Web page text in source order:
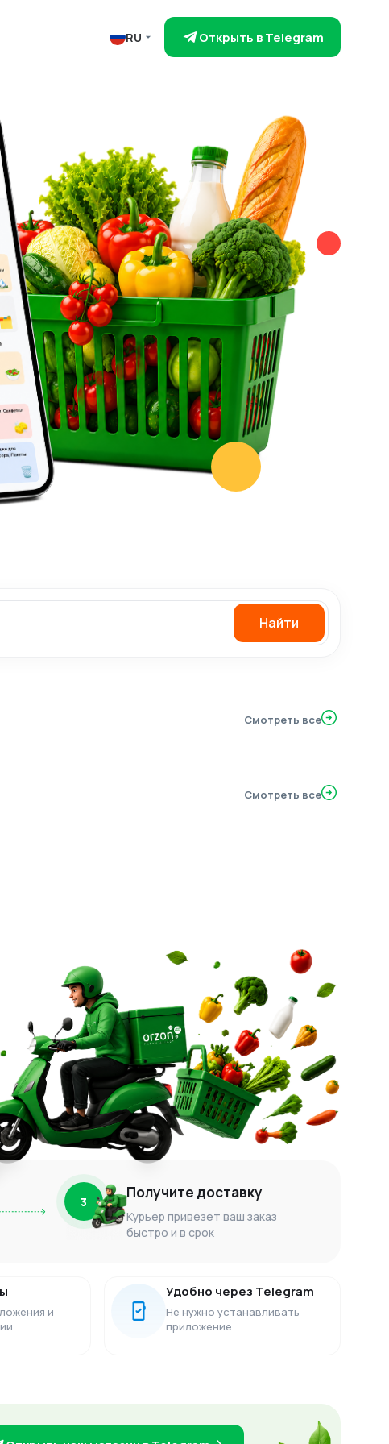
RU Открыть в Telegram
Найти
Смотреть все
Смотреть все
3 Получите доставку
Курьер привезет ваш заказ
быстро и в срок
и
Удобно через Telegram
Не нужно устанавливать
приложение